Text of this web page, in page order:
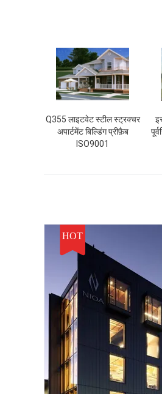
Q355 लाइटवेट स्टील स्ट्रक्चर
अपार्टमेंट बिल्डिंग प्रीफ़ैब
ISO9001
HOT